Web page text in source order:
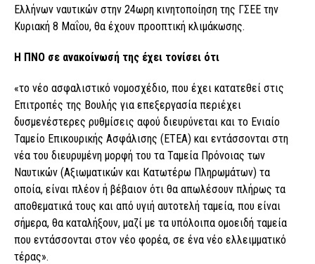
Ελλήνων ναυτικών στην 24ωρη κινητοποίηση της ΓΣΕΕ την
Κυριακή 8 Μαΐου, θα έχουν προοπτική κλιμάκωσης.
Η ΠΝΟ σε ανακοίνωσή της έχει τονίσει ότι
«το νέο ασφαλιστικό νομοσχέδιο, που έχει κατατεθεί στις
Επιτροπές της Βουλής για επεξεργασία περιέχει
δυσμενέστερες ρυθμίσεις αφού διευρύνεται και το Ενιαίο
Ταμείο Επικουρικής Ασφάλισης (ΕΤΕΑ) και εντάσσονται στη
νέα του διευρυμένη μορφή του τα Ταμεία Πρόνοιας των
Ναυτικών (Αξιωματικών και Κατωτέρω Πληρωμάτων) τα
οποία, είναι πλέον ή βέβαιον ότι θα απωλέσουν πλήρως τα
αποθεματικά τους και από υγιή αυτοτελή ταμεία, που είναι
σήμερα, θα καταλήξουν, μαζί με τα υπόλοιπα ομοειδή ταμεία
που εντάσσονται στον νέο φορέα, σε ένα νέο ελλειμματικό
τέρας».